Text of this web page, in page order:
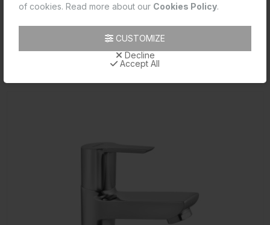
of cookies. Read more about our Cookies Policy.
CUSTOMIZE
Decline
Accept All
Product Technical Image